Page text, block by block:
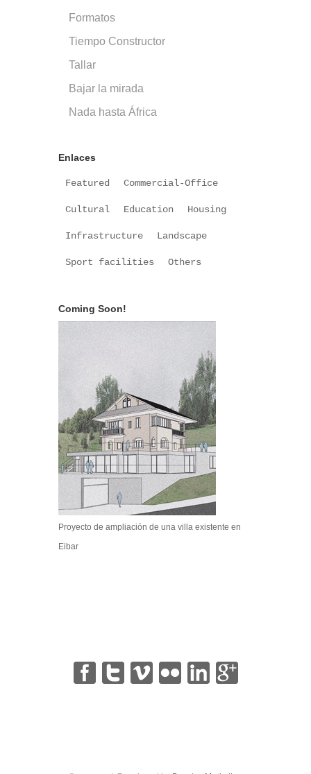
Formatos
Tiempo Constructor
Tallar
Bajar la mirada
Nada hasta África
Enlaces
Featured Commercial-Office
Cultural Education Housing
Infrastructure Landscape
Sport facilities Others
Coming Soon!
Proyecto de ampliación de una villa existente en
Eibar
| | | | |